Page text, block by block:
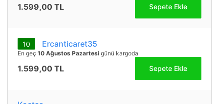
1.599,00 TL Sepete Ekle
10 Ercanticaret35
En geç 10 Ağustos Pazartesi günü kargoda
1.599,00 TL Sepete Ekle